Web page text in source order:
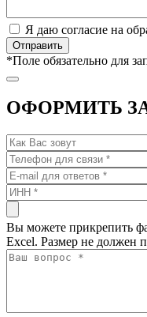
Я даю согласие на
*Поле обязательно для
ОФОРМИТЬ
Вы можете прикрепить
Excel. Размер не должен